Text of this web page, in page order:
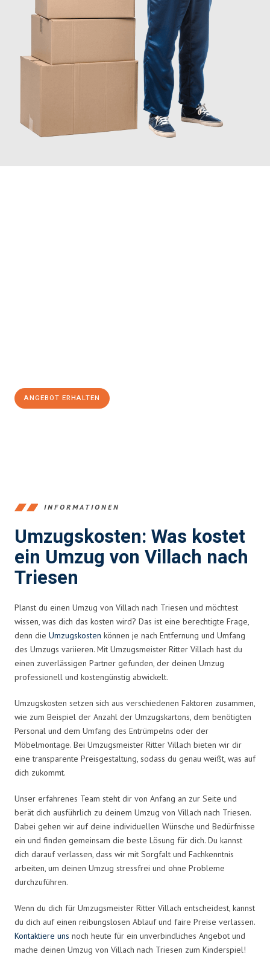
ANGEBOT ERHALTEN
INFORMATIONEN
Umzugskosten: Was kostet
ein Umzug von Villach nach
Triesen
Planst du einen Umzug von Villach nach Triesen und möchtest
wissen, was dich das kosten wird? Das ist eine berechtigte Frage,
denn die Umzugskosten können je nach Entfernung und Umfang
des Umzugs variieren. Mit Umzugsmeister Ritter Villach hast du
einen zuverlässigen Partner gefunden, der deinen Umzug
professionell und kostengünstig abwickelt.
Umzugskosten setzen sich aus verschiedenen Faktoren zusammen,
wie zum Beispiel der Anzahl der Umzugskartons, dem benötigten
Personal und dem Umfang des Entrümpelns oder der
Möbelmontage. Bei Umzugsmeister Ritter Villach bieten wir dir
eine transparente Preisgestaltung, sodass du genau weißt, was auf
dich zukommt.
Unser erfahrenes Team steht dir von Anfang an zur Seite und
berät dich ausführlich zu deinem Umzug von Villach nach Triesen.
Dabei gehen wir auf deine individuellen Wünsche und Bedürfnisse
ein und finden gemeinsam die beste Lösung für dich. Du kannst
dich darauf verlassen, dass wir mit Sorgfalt und Fachkenntnis
arbeiten, um deinen Umzug stressfrei und ohne Probleme
durchzuführen.
Wenn du dich für Umzugsmeister Ritter Villach entscheidest, kannst
du dich auf einen reibungslosen Ablauf und faire Preise verlassen.
Kontaktiere uns noch heute für ein unverbindliches Angebot und
mache deinen Umzug von Villach nach Triesen zum Kinderspiel!